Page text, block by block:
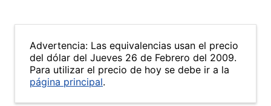
Advertencia: Las equivalencias usan el precio
del dólar del Jueves 26 de Febrero del 2009.
Para utilizar el precio de hoy se debe ir a la
página principal.